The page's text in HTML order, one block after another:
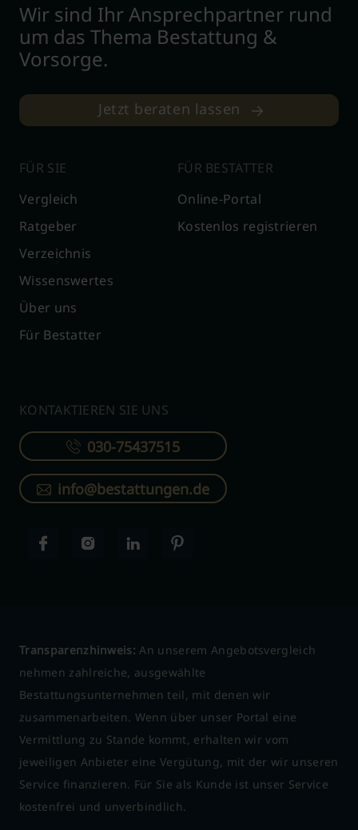
Wir sind Ihr Ansprechpartner rund
um das Thema Bestattung &
Vorsorge.
Jetzt beraten lassen
FÜR SIE
Vergleich
Ratgeber
Verzeichnis
Wissenswertes
Über uns
Für Bestatter
FÜR BESTATTER
Online-Portal
Kostenlos registrieren
KONTAKTIEREN SIE UNS
030-75437515
info@bestattungen.de
Transparenzhinweis: An unserem Angebotsvergleich
nehmen zahlreiche, ausgewählte
Bestattungsunternehmen teil, mit denen wir
zusammenarbeiten. Wenn über unser Portal eine
Vermittlung zu Stande kommt, erhalten wir vom
jeweiligen Anbieter eine Vergütung, mit der wir unseren
Service finanzieren. Für Sie als Kunde ist unser Service
kostenfrei und unverbindlich.